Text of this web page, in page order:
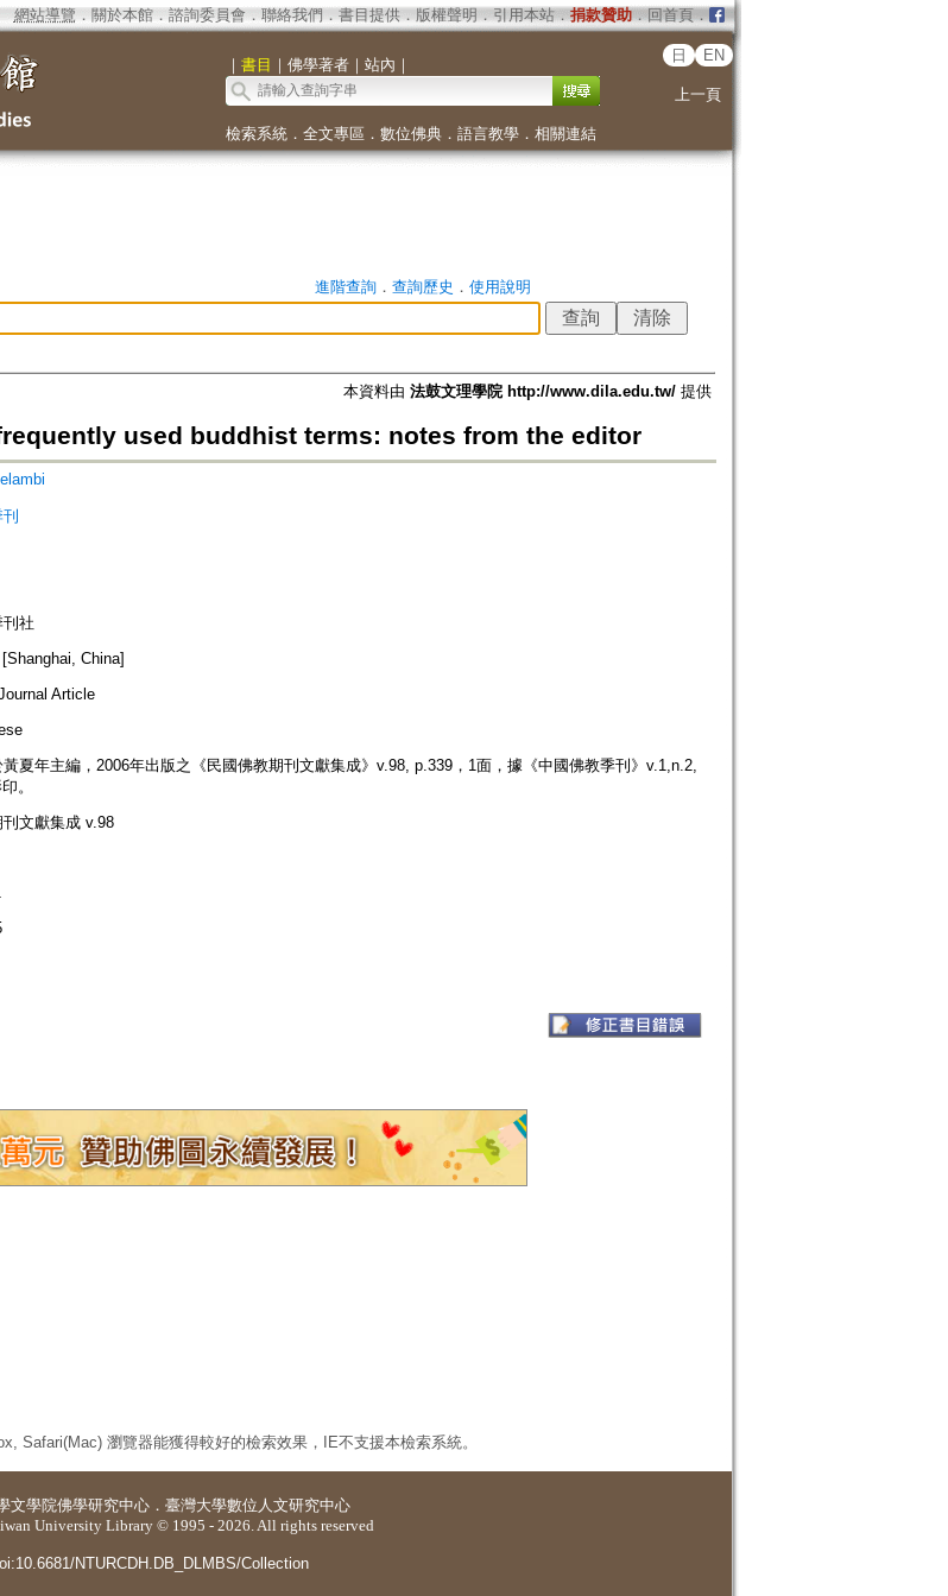
網站導覽 ． 關於本館． 諮詢委員會． 聯絡我們 ． 書目提供． 版權聲明 ． 引用本站． 捐款贊助．回首頁．
｜ 書目 ｜ 佛學著者｜ 站內 ｜
日 EN
上一頁
檢索系統． 全文專區 ． 數位佛典． 語言教學． 相關連結
進階查詢． 查詢歷史 ． 使用說明
本資料由 法鼓文理學院 http://www.dila.edu.tw/提供
used buddhist terms: notes from the editor
社
China]
Article
夏年主編，2006年出版之《民國佛教期刊文獻集成》v.98, p.339，1面，據《中國佛教季刊》v.1,n.2,
。
刊文獻集成 v.98
Safari(Mac) 瀏覽器能獲得較好的檢索效果，IE不支援本檢索系統。
文學院佛學研究中心 ． 臺灣大學數位人文研究中心
University Library © 1995 - 2026. All rights reserved
NTURCDH.DB_DLMBS/Collection